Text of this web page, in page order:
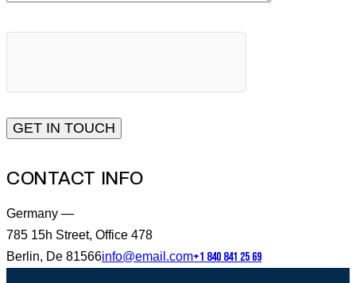
CONTACT INFO
Germany —
785 15h Street, Office 478
Berlin, De 81566info@email.com+1 840 841 25 69